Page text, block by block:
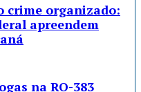
crime organizado:
apreendem
na RO-383